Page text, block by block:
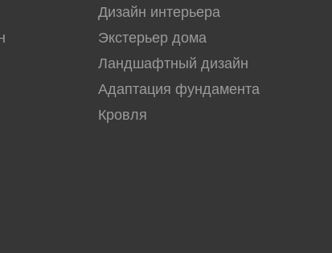
Дизайн интерьера
Экстерьер дома
Ландшафтный дизайн
Адаптация фундамента
Кровля